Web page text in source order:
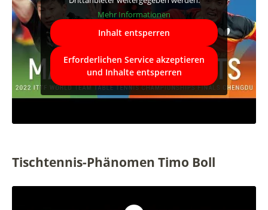
Mehr Informationen
Inhalt entsperren
Erforderlichen Service akzeptieren
und Inhalte entsperren
Tischtennis-Phänomen Timo Boll